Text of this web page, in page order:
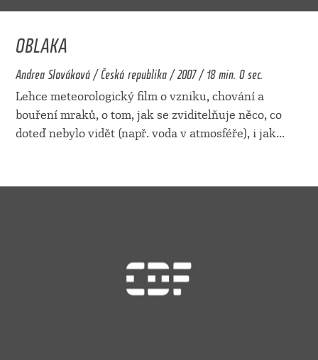
OBLAKA
Andrea Slováková / Česká republika / 2007 / 18 min. 0 sec.
Lehce meteorologický film o vzniku, chování a
bouření mraků, o tom, jak se zviditelňuje něco, co
doteď nebylo vidět (např. voda v atmosféře), i jak...